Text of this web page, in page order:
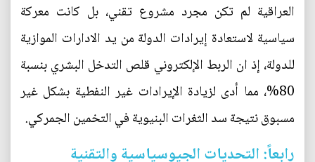
العراقية لم تكن مجرد مشروع تقني، بل كانت معركة
سياسية لاستعادة إيرادات الدولة من يد الادارات الموازية
للدولة، إذ ان الربط الإلكتروني قلص التدخل البشري بنسبة
80%، مما أدى لزيادة الإيرادات غير النفطية بشكل غير
مسبوق نتيجة سد الثغرات البنيوية في التخمين الجمركي.
رابعاً: التحديات الجيوسياسية والتقنية